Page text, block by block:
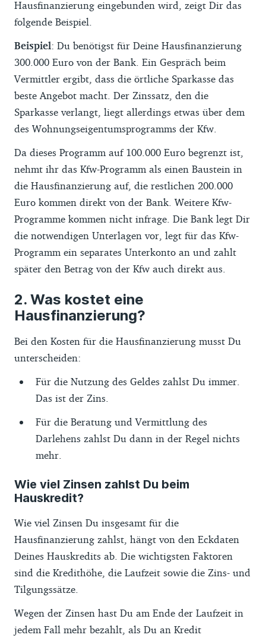
Hausfinanzierung eingebunden wird, zeigt Dir das
folgende Beispiel.
Beispiel: Du benötigst für Deine Hausfinanzierung
300.000 Euro von der Bank. Ein Gespräch beim
Vermittler ergibt, dass die örtliche Sparkasse das
beste Angebot macht. Der Zinssatz, den die
Sparkasse verlangt, liegt allerdings etwas über dem
des Wohnungseigentumsprogramms der Kfw.
Da dieses Programm auf 100.000 Euro begrenzt ist,
nehmt ihr das Kfw-Programm als einen Baustein in
die Hausfinanzierung auf, die restlichen 200.000
Euro kommen direkt von der Bank. Weitere Kfw-
Programme kommen nicht infrage. Die Bank legt Dir
die notwendigen Unterlagen vor, legt für das Kfw-
Programm ein separates Unterkonto an und zahlt
später den Betrag von der Kfw auch direkt aus.
Was kostet eine
Hausfinanzierung?
Bei den Kosten für die Hausfinanzierung musst Du
unterscheiden:
Für die Nutzung des Geldes zahlst Du immer.
Das ist der Zins.
Für die Beratung und Vermittlung des
Darlehens zahlst Du dann in der Regel nichts
mehr.
Wie viel Zinsen zahlst Du beim
Hauskredit?
Wie viel Zinsen Du insgesamt für die
Hausfinanzierung zahlst, hängt von den Eckdaten
Deines Hauskredits ab. Die wichtigsten Faktoren
sind die Kredithöhe, die Laufzeit sowie die Zins- und
Tilgungssätze.
Wegen der Zinsen hast Du am Ende der Laufzeit in
jedem Fall mehr bezahlt, als Du an Kredit